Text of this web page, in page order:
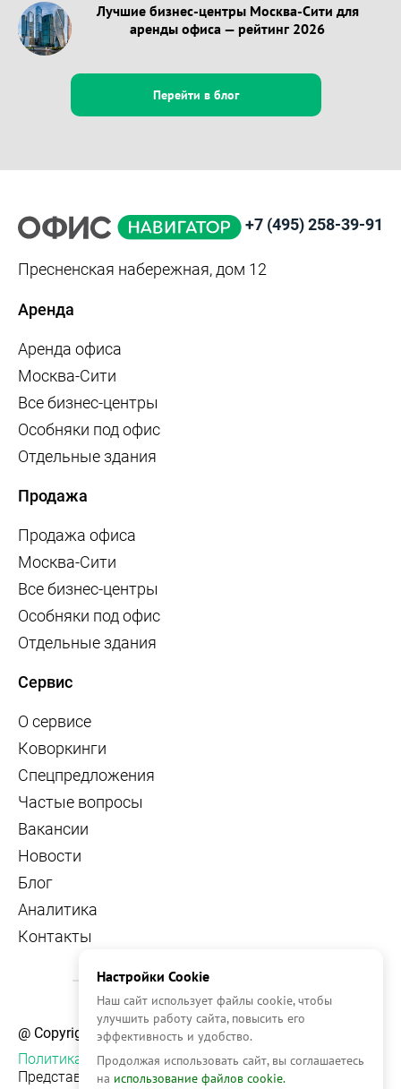
Лучшие бизнес-центры Москва-Сити для
аренды офиса — рейтинг 2026
Перейти в блог
+7 (495) 258-39-91
Пресненская набережная, дом 12
Аренда
Аренда офиса
Москва-Сити
Все бизнес-центры
Особняки под офис
Отдельные здания
Продажа
Продажа офиса
Москва-Сити
Все бизнес-центры
Особняки под офис
Отдельные здания
Сервис
О сервисе
Коворкинги
Спецпредложения
Частые вопросы
Вакансии
Новости
Блог
Аналитика
Контакты
@ Copyright, 2026 OFFICE NAVIGATOR
Политика конфиденциальности
Представленная на сайте информация, в т.ч.
Настройки Cookie
Наш сайт использует файлы cookie, чтобы
улучшить работу сайта, повысить его
эффективность и удобство.
Продолжая использовать сайт, вы соглашаетесь
на использование файлов cookie.